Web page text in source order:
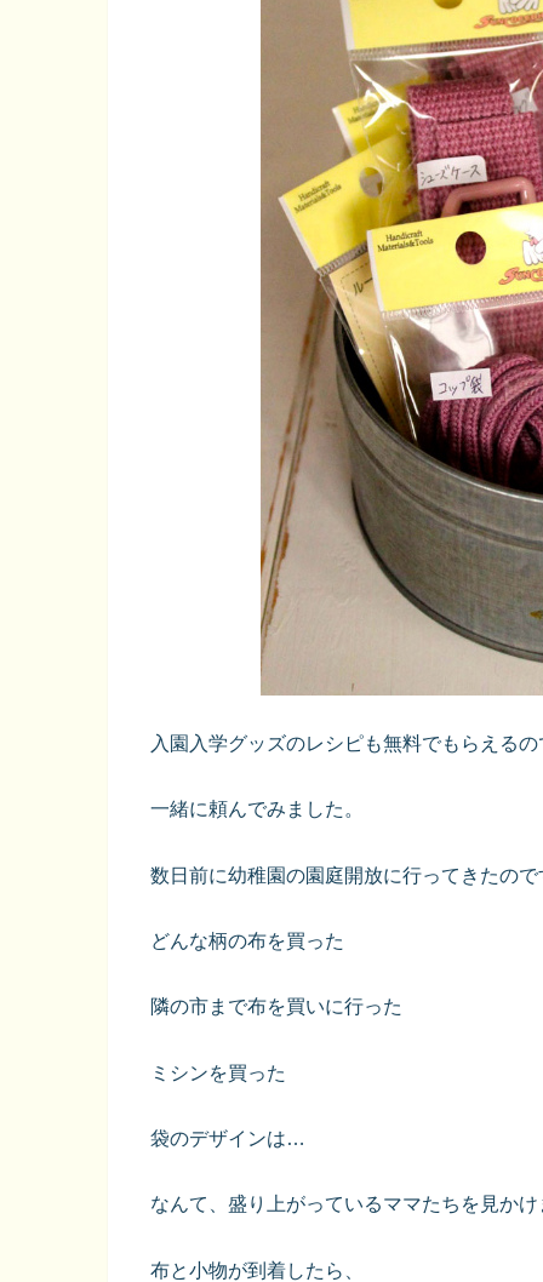
入園入学グッズのレシピも無料でもらえるの
一緒に頼んでみました。
数日前に幼稚園の園庭開放に行ってきたので
どんな柄の布を買った
隣の市まで布を買いに行った
ミシンを買った
袋のデザインは…
なんて、盛り上がっているママたちを見か
布と小物が到着したら、